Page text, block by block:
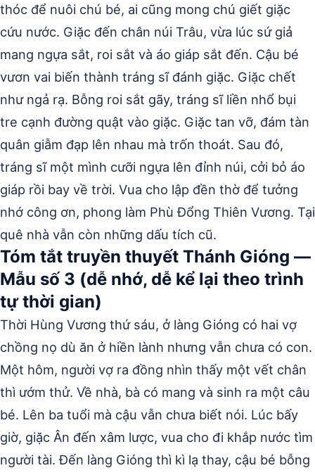
thóc để nuôi chú bé, ai cũng mong chú giết giặc
cứu nước. Giặc đến chân núi Trâu, vừa lúc sứ giả
mang ngựa sắt, roi sắt và áo giáp sắt đến. Cậu bé
vươn vai biến thành tráng sĩ đánh giặc. Giặc chết
như ngả rạ. Bỗng roi sắt gãy, tráng sĩ liền nhổ bụi
tre cạnh đường quật vào giặc. Giặc tan vỡ, đám tàn
quân giẫm đạp lên nhau mà trốn thoát. Sau đó,
tráng sĩ một mình cưỡi ngựa lên đỉnh núi, cởi bỏ áo
giáp rồi bay về trời. Vua cho lập đền thờ để tưởng
nhớ công ơn, phong làm Phù Đổng Thiên Vương. Tại
quê nhà vẫn còn những dấu tích cũ.
Tóm tắt truyền thuyết Thánh Gióng —
Mẫu số 3 (dễ nhớ, dễ kể lại theo trình
tự thời gian)
Thời Hùng Vương thứ sáu, ở làng Gióng có hai vợ
chồng nọ dù ăn ở hiền lành nhưng vẫn chưa có con.
Một hôm, người vợ ra đồng nhìn thấy một vết chân
thì ướm thử. Về nhà, bà có mang và sinh ra một câu
bé. Lên ba tuổi mà cậu vẫn chưa biết nói. Lúc bấy
giờ, giặc Ân đến xâm lược, vua cho đi khắp nước tìm
người tài. Đến làng Gióng thì kì lạ thay, cậu bé bỗng